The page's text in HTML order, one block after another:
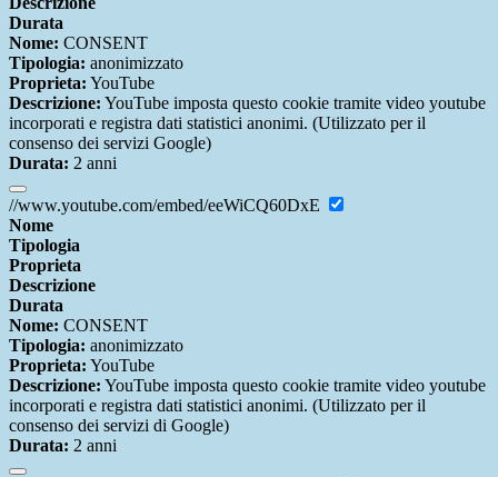
Durata
Nome: CONSENT
Tipologia: anonimizzato
Proprieta: YouTube
Descrizione: YouTube imposta questo cookie tramite video youtube
incorporati e registra dati statistici anonimi. (Utilizzato per il
consenso dei servizi Google)
Durata: 2 anni
//www.youtube.com/embed/eeWiCQ60DxE
Nome
Tipologia
Proprieta
Descrizione
Durata
Nome: CONSENT
Tipologia: anonimizzato
Proprieta: YouTube
Descrizione: YouTube imposta questo cookie tramite video youtube
incorporati e registra dati statistici anonimi. (Utilizzato per il
consenso dei servizi di Google)
Durata: 2 anni